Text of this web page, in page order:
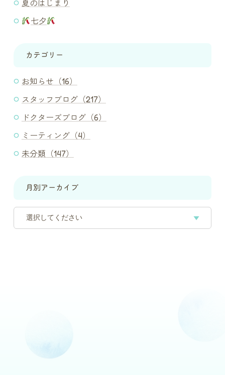
夏のはじまり
七夕
カテゴリー
お知らせ（16）
スタッフブログ（217）
ドクターズブログ（6）
ミーティング（4）
未分類（147）
月別アーカイブ